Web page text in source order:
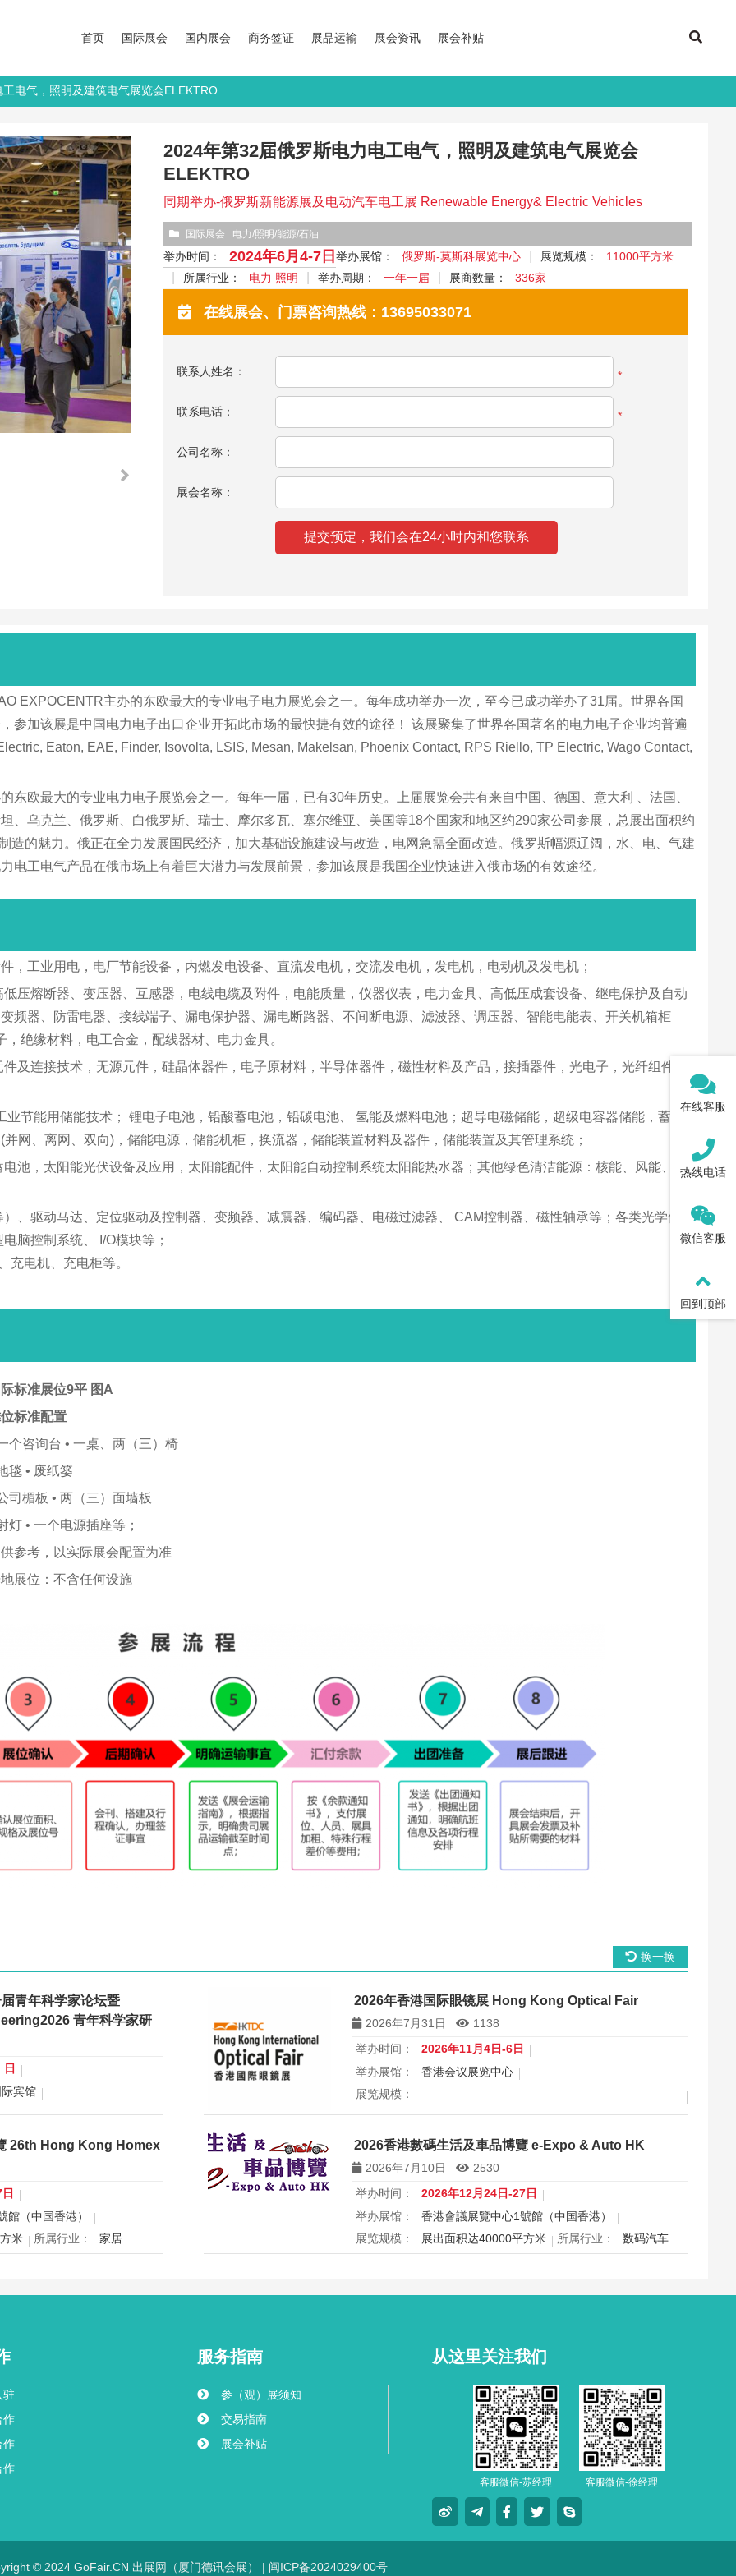
首页 国际展会 国内展会 商务签证 展品运输 展会资讯 展会补贴
电气，照明及建筑电气展览会ELEKTRO
2024年第32届俄罗斯电力电工电气，照明及建筑电气展览会
ELEKTRO
同期举办-俄罗斯新能源展及电动汽车电工展 Renewable Energy& Electric Vehicles
国际展会 电力/照明/能源/石油
举办时间： 2024年6月4-7日举办展馆： 俄罗斯-莫斯科展览中心 展览规模：
11000平方米
所属行业：
电力 照明 举办周期： 一年一届 展商数量： 336家
在线展会、门票咨询热线：13695033071
联系人姓名： *
联系电话： *
公司名称：
展会名称：
EXPOCENTR主办的东欧最大的专业电子电力展览会之一。每年成功举办一次，至今已成功举办了31届。世界各国
参加该展是中国电力电子出口企业开拓此市场的最快捷有效的途径！ 该展聚集了世界各国著名的电力电子企业均普遍
Eaton, EAE, Finder, Isovolta, LSIS, Mesan, Makelsan, Phoenix Contact, RPS Riello, TP Electric, Wago Contact,
东欧最大的专业电力电子展览会之一。每年一届，已有30年历史。上届展览会共有来自中国、德国、意大利 、法国、
、乌克兰、俄罗斯、白俄罗斯、瑞士、摩尔多瓦、塞尔维亚、美国等18个国家和地区约290家公司参展，总展出面积约
造的魅力。俄正在全力发展国民经济，加大基础设施建设与改造，电网急需全面改造。俄罗斯幅源辽阔，水、电、气建
电工电气产品在俄市场上有着巨大潜力与发展前景，参加该展是我国企业快速进入俄市场的有效途径。
工业用电，电厂节能设备，内燃发电设备、直流发电机，交流发电机，发电机，电动机及发电机；
压熔断器、变压器、互感器，电线电缆及附件，电能质量，仪器仪表，电力金具、高低压成套设备、继电保护及自动
频器、防雷电器、接线端子、漏电保护器、漏电断路器、不间断电源、滤波器、调压器、智能电能表、开关机箱柜
绝缘材料，电工合金，配线器材、电力金具。
及连接技术，无源元件，硅晶体器件，电子原材料，半导体器件，磁性材料及产品，接插器件，光电子，光纤组件及
节能用储能技术； 锂电子电池，铅酸蓄电池，铅碳电池、 氢能及燃料电池；超导电磁储能，超级电容器储能，蓄热/
网、离网、双向)，储能电源，储能机柜，换流器，储能装置材料及器件，储能装置及其管理系统；
池，太阳能光伏设备及应用，太阳能配件，太阳能自动控制系统太阳能热水器；其他绿色清洁能源：核能、风能、潮
、驱动马达、定位驱动及控制器、变频器、减震器、编码器、电磁过滤器、 CAM控制器、磁性轴承等；各类光学仪
脑控制系统、 I/O模块等；
电机、充电柜等。
标准展位9平 图A
标准配置
个咨询台 • 一桌、两（三）椅
毯 • 废纸篓
司楣板 • 两（三）面墙板
灯 • 一个电源插座等；
参考，以实际展会配置为准
展位：不含任何设施
换一换
青年科学家论坛暨
青年科学家研
宾馆
业：
微米纳米技术学会
科学家论坛暨
青年科学家研讨会
2026年香港国际眼镜展 Hong Kong Optical Fair
2026年7月31日
1138
举办时间：
2026年11月4日-6日
举办展馆：
香港会议展览中心
展览规模：
办，为期三天，是亚洲最具影响力的眼镜专业展之一，并获UFI
国际认证。展会特设品牌廊、智能眼镜专区与多国展馆，汇聚全
球视光产品供应商，并配套眼镜汇演与行业论坛，为展商与买家
创造高效的跨境商贸与合作机…
26th Hong Kong Homex
館（中国香港）
米
所属行业：
家居
盛会，欢迎本地家庭与海内
2026香港數碼生活及車品博覽 e-Expo & Auto HK
2026年7月10日
2530
举办时间：
2026年12月24日-27日
举办展馆：
香港會議展覽中心1號館（中国香港）
展览规模：
展出面积达40000平方米 所属行业：
数码汽车
用品千余家展商，打造圣诞黄金档科技车品一站式采购盛会，欢
驻
作
作
作
服务指南
参（观）展须知
交易指南
展会补贴
从这里关注我们
客服微信-苏经理 客服微信-徐经理
© 2024 GoFair.CN 出展网（厦门德讯会展） | 闽ICP备2024029400号
在线客服
热线电话
微信客服
回到顶部